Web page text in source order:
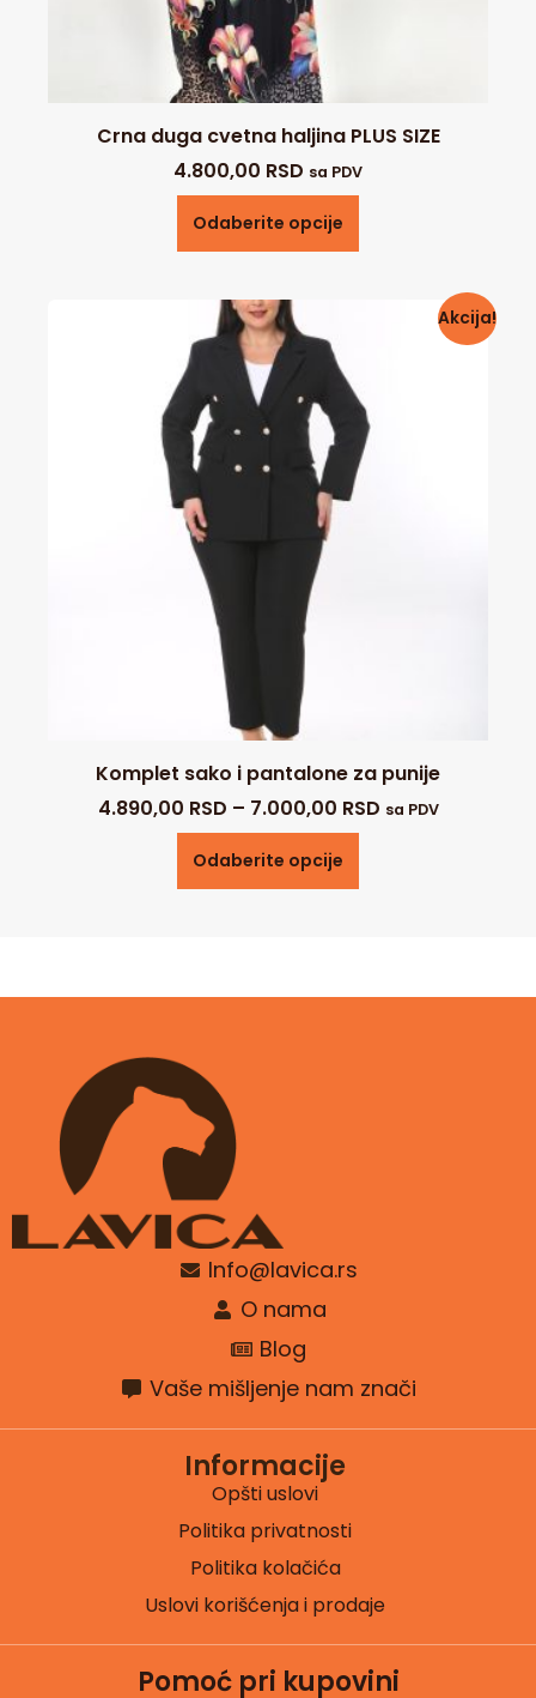
Crna duga cvetna haljina PLUS SIZE
4.800,00 RSD sa PDV
Odaberite opcije
Akcija!
Komplet sako i pantalone za punije
4.890,00 RSD – 7.000,00 RSD sa PDV
Odaberite opcije
Info@lavica.rs
O nama
Blog
Vaše mišljenje nam znači
Informacije
Opšti uslovi
Politika privatnosti
Politika kolačića
Uslovi korišćenja i prodaje
Pomoć pri kupovini